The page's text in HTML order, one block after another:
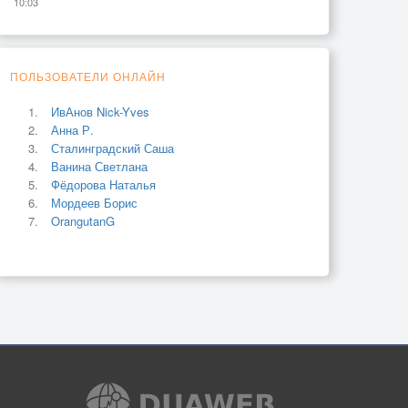
ПОЛЬЗОВАТЕЛИ ОНЛАЙН
ИвАнов Nick-Yves
Анна Р.
Сталинградский Саша
Ванина Светлана
Фёдорова Наталья
Мордеев Борис
OrangutanG